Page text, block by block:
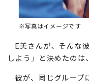
※写真はイメージです
E美さんが、そんな